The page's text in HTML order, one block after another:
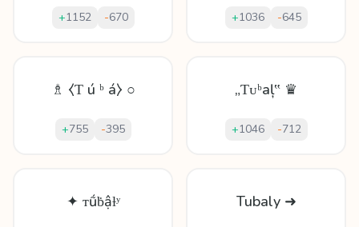
+1152 -670 +1036 -645
♗ ⧼Ƭ ú ᵇ á⧽ ○
+755 -395
„Ƭᴜᵇаļ‟ ♛
+1046 -712
✦ ᴛṹḃậƚʸ Tubaly ➜